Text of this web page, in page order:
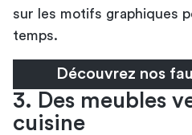
sur les motifs graphiques
temps.
Découvrez nos
3. Des meubles
cuisine